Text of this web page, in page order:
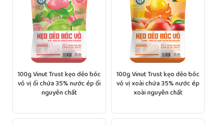
100g Vinut Trust kẹo dẻo bóc
vỏ vị ổi chứa 35% nước ép ổi
nguyên chất
100g Vinut Trust kẹo dẻo bóc
vỏ vị xoài chứa 35% nước ép
xoài nguyên chất